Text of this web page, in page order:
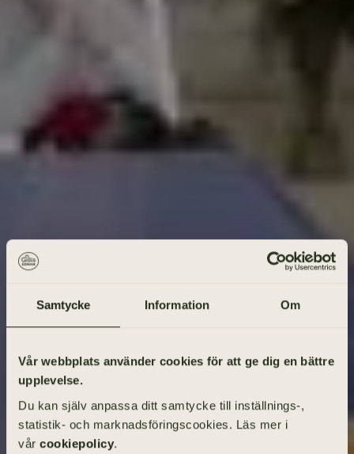
Samtycke Information Om
Vår webbplats använder cookies för att ge dig en bättre
upplevelse.
Du kan själv anpassa ditt samtycke till inställnings-,
statistik- och marknadsföringscookies. Läs mer i
vår cookiepolicy.
Gå på begravning